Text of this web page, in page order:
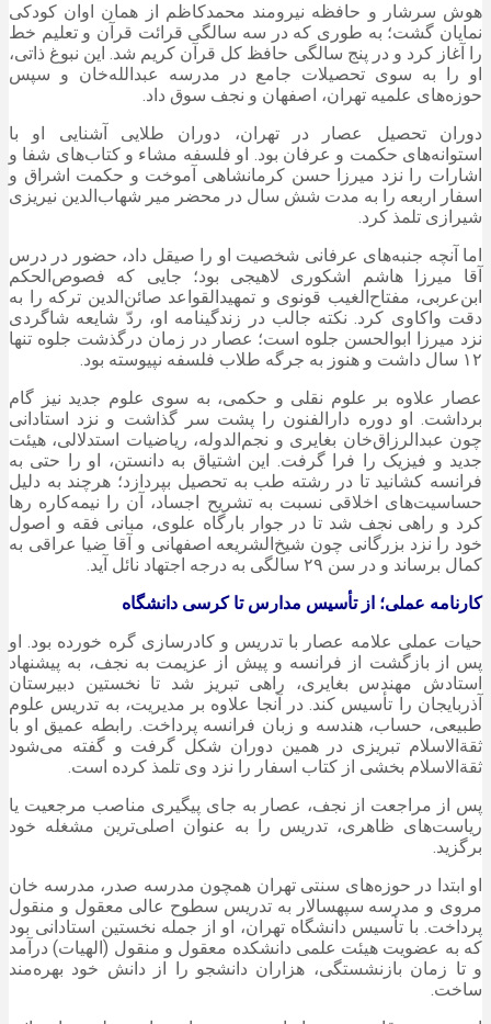
هوش سرشار و حافظه نیرومند محمدکاظم از همان
اوان کودکی
نمایان گشت؛ به طوری که در سه سالگی قرائت قرآن و تعلیم خط
را آغاز کرد و در پنج سالگی حافظ کل قرآن کریم شد. این نبوغ ذاتی،
او را به سوی تحصیلات جامع در مدرسه عبدالله‌خان و سپس
حوزه‌های علمیه تهران، اصفهان و نجف سوق داد.
دوران تحصیل
عصار
در تهران، دوران طلایی آشنایی او با
استوانه‌های حکمت و عرفان بود. او فلسفه مشاء و کتاب‌های شفا و
اشارات را نزد میرزا حسن کرمانشاهی آموخت و حکمت اشراق و
اسفار اربعه را به مدت شش سال در محضر میر شهاب‌الدین نیریزی
شیرازی تلمذ کرد.
اما آنچه جنبه‌های عرفانی شخصیت او را صیقل داد، حضور در درس
آقا میرزا هاشم
اشکوری لاهیجی بود؛ جایی که فصوص‌الحکم
ابن‌عربی، مفتاح‌الغیب قونوی و تمهیدالقواعد صائن‌الدین ترکه را به
دقت واکاوی کرد. نکته جالب در زندگینامه او، ردّ شایعه شاگردی
نزد میرزا ابوالحسن جلوه است؛ عصار در زمان درگذشت جلوه تنها
۱۲ سال داشت و هنوز به جرگه طلاب فلسفه نپیوسته بود.
عصار
علاوه بر علوم نقلی و حکمی، به سوی علوم جدید نیز گام
برداشت. او دوره دارالفنون را پشت سر گذاشت و نزد استادانی
چون عبدالرزاق‌خان بغایری و نجم‌الدوله، ریاضیات استدلالی، هیئت
جدید و فیزیک را فرا گرفت. این اشتیاق به دانستن، او را حتی به
فرانسه کشانید تا در رشته طب به تحصیل بپردازد؛ هرچند به دلیل
حساسیت‌های اخلاقی نسبت به تشریح اجساد، آن را نیمه‌کاره رها
کرد و راهی نجف شد تا در جوار بارگاه علوی، مبانی فقه و اصول
خود را نزد بزرگانی چون شیخ‌الشریعه اصفهانی و آقا ضیا عراقی به
کمال برساند و در سن ۲۹ سالگی به درجه اجتهاد نائل آید.
کارنامه عملی؛ از تأسیس مدارس تا کرسی دانشگاه
حیات عملی علامه عصار با تدریس و کادرسازی گره خورده بود. او
پس از بازگشت از فرانسه و پیش از عزیمت به نجف، به پیشنهاد
استادش مهندس بغایری، راهی تبریز شد تا نخستین دبیرستان
آذربایجان را تأسیس کند. در آنجا علاوه بر مدیریت، به تدریس علوم
طبیعی، حساب، هندسه و زبان فرانسه پرداخت. رابطه عمیق او با
ثقةالاسلام تبریزی در همین دوران شکل گرفت و گفته می‌شود
ثقةالاسلام بخشی از کتاب اسفار را نزد وی تلمذ کرده است.
پس از مراجعت از نجف، عصار به جای پیگیری مناصب مرجعیت یا
ریاست‌های ظاهری، تدریس را به عنوان اصلی‌ترین مشغله خود
برگزید.
او ابتدا در حوزه‌های سنتی تهران همچون مدرسه صدر، مدرسه خان
مروی و مدرسه سپهسالار به تدریس سطوح عالی معقول و منقول
پرداخت. با تأسیس دانشگاه تهران، او از جمله نخستین استادانی بود
که به عضویت هیئت علمی دانشکده معقول و منقول (الهیات) درآمد
و تا زمان بازنشستگی، هزاران دانشجو را از دانش خود بهره‌مند
ساخت.